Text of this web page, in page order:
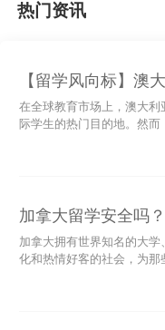
爱尔兰留学食费
店。比方说毛街。那
一般蔬菜都是1、2
外就不产什么蔬菜。
限。市中 心有两家专
亚洲行。一般中国人
热门资讯
【留学风向标】澳
学生人数骤降，全
图生变！
在全球教育市场上，澳大利
际学生的热门目的地。然而
相？一、移民人数的逆转根
统计局的最新数据，截至
年中，净海外移民数量从一
536,000人下降至446,000人
加拿大留学安全吗？
加拿大拥有世界知名的大学
化和热情好客的社会，为那